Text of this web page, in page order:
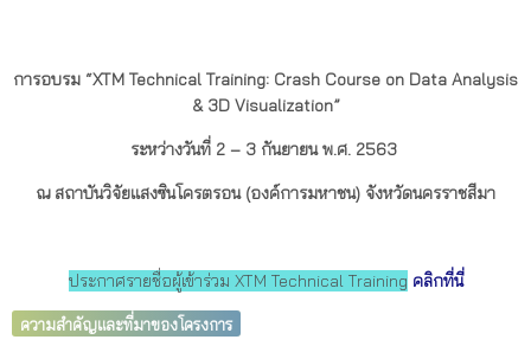
การอบรม “XTM Technical Training: Crash Course on Data Analysis
& 3D Visualization”
ระหว่างวันที่ 2 – 3 กันยายน พ.ศ. 2563
ณ สถาบันวิจัยแสงซินโครตรอน (องค์การมหาชน) จังหวัดนครราชสีมา
ประกาศรายชื่อผู้เข้าร่วม XTM Technical Training คลิกที่นี่
ความสำคัญและที่มาของโครงการ